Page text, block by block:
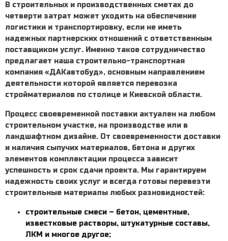
В строительных и производственных сметах до
четверти затрат может уходить на обеспечение
логистики и транспортировку, если не иметь
надежных партнерских отношений с ответственным
поставщиком услуг. Именно такое сотрудничество
предлагает наша строительно-транспортная
компания «ДАКавтобуд», основным направлением
деятельности которой является перевозка
стройматериалов по столице и Киевской области.
Процесс своевременной поставки актуален на любом
строительном участке, на производстве или в
ландшафтном дизайне. От своевременности доставки
и наличия сыпучих материалов, бетона и других
элементов комплектации процесса зависит
успешность и срок сдачи проекта. Мы гарантируем
надежность своих услуг и всегда готовы перевезти
строительные материалы любых разновидностей:
строительные смеси – бетон, цементные,
известковые растворы, штукатурные составы,
ЛКМ и многое другое;